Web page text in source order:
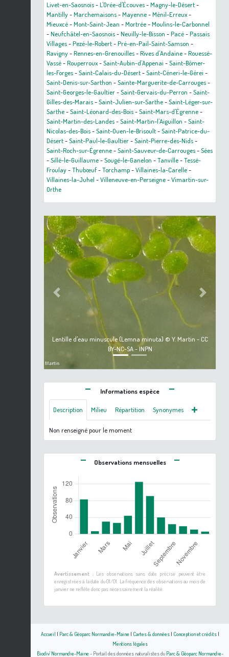
Livet-en-Saosnois-L'Orée-d'Écouves-Magny-le-Désert-
Mantilly-Marchemaisons-Mayenne-Ménil-Erreux-
Mieuxcé-Mont-Saint-Jean -Mortrée-Moulins-le-Carbonnel
-Neufchâtel-en-Saosnois-Neuilly-le-Bisson -Pacé-Passais
Villages-Pezé-le-Robert-Pré-en-Pail-Saint-Samson -
Ravigny-Rennes-en-Grenouilles-Rives d'Andaine-Rouessé-
Vassé-Rouperroux-Saint-Aubin-d'Appenai -Saint-Bômer-
les-Forges-Saint-Calais-du-Désert-Saint-Céneri-le-Gérei -
Saint-Denis-sur-Sarthon -Sainte-Marguerite-de-Carrouges-
Saint-Georges-le-Gaultier-Saint-Gervais-du-Perron -Saint-
Gilles-des-Marais-Saint-Julien-sur-Sarthe-Saint-Léger-sur-
Sarthe-Saint-Léonard-des-Bois-Saint-Mars-d'Égrenne-
Saint-Martin-des-Landes-Saint-Martin-l'Aiguillon -Saint-
Nicolas-des-Bois-Saint-Ouen-le-Brisoult-Saint-Patrice-du-
Désert-Saint-Paul-le-Gaultier-Saint-Pierre-des-Nids-
Saint-Roch-sur-Égrenne-Saint-Sauveur-de-Carrouges-Sées
-Sillé-le-Guillaume-Sougé-le-Ganelon -Tanville-Tessé-
Froulay-Thubœuf-Torchamp-Villaines-la-Carelle-
Villaines-la-Juhel -Villeneuve-en-Perseigne-Vimartin-sur-
Orthe
Lentille d'eau minuscule (Lemna minuta) © Y. Martin - CC
BY-NC-SA - INPN
Previous Next
Informations espèce
Description Milieu Répartition Synonymes
Non renseigné pour le moment
Observations mensuelles
Avertissement :Les observations sans date précise peuvent être
enregistrées à la date du 01/01. La fréquence des observations au mois de
janvier ne reflète donc pas nécessairement la réalité.
Accueil | Parc & Géoparc Normandie-Maine | Cartes & données| Conception et crédits|
Mentions légales
Biodiv' Normandie-Maine - Portail des données naturalistes du Parc & Géoparc Normandie-